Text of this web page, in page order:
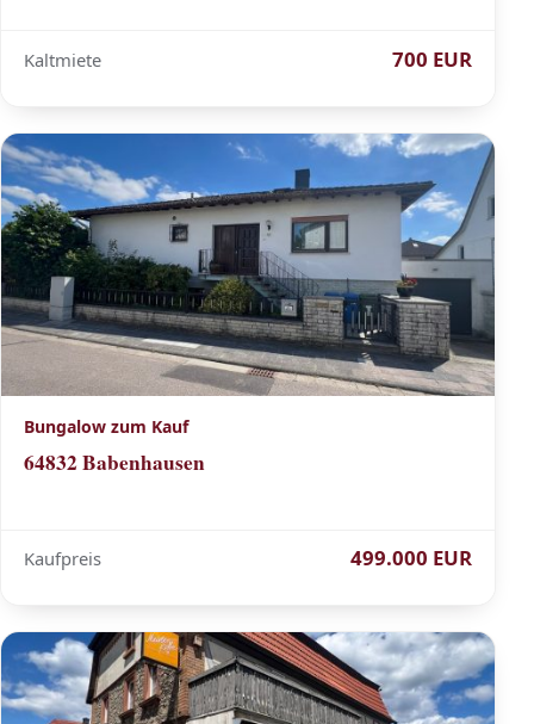
Kaltmiete 700 EUR
Bungalow zum Kauf
64832 Babenhausen
Kaufpreis 499.000 EUR